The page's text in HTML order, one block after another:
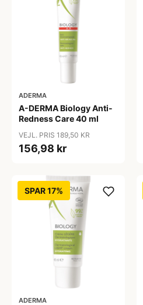
ADERMA
A-DERMA Biology Anti-
Redness Care 40 ml
VEJL. PRIS 189,50 KR
156,98 kr
SPAR 17%
ADERMA